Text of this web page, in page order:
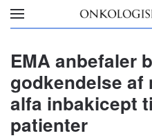
Skip to main content
EMA anbefaler
godkendelse af
alfa inbakicept
patienter